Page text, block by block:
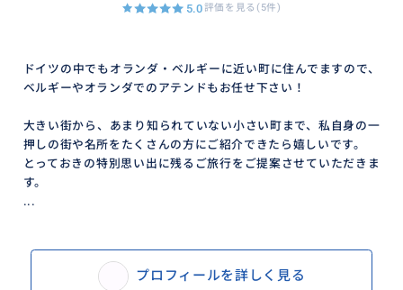
5.0評価を見る(5件)
ドイツの中でもオランダ・ベルギーに近い町に住んでますので、
ベルギーやオランダでのアテンドもお任せ下さい！
大きい街から、あまり知られていない小さい町まで、私自身の一
押しの街や名所をたくさんの方にご紹介できたら嬉しいです。
とっておきの特別思い出に残るご旅行をご提案させていただきま
す。
...
プロフィールを詳しく見る